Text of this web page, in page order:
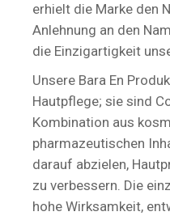
erhielt die Marke den
Anlehnung an den
die Einzigartigkeit
Unsere Bara En
Hautpflege; sie sind
Kombination aus
pharmazeutischen
darauf abzielen,
zu verbessern. Die
hohe Wirksamkeit,